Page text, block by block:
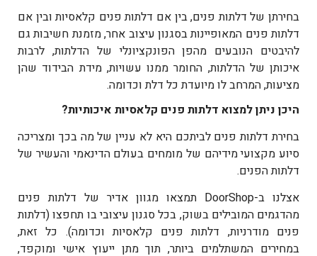
בחירתן של דלתות פנים, בין אם דלתות פנים קלאסיותובין אם
דלתות פנים המאופיינות בסגנון עיצוב אחר, מזמנת חשיבות גם
להיבטים הנובעים מהפן הפונקציונלי של הדלתות, לרבות
איכותן של הדלתות, החומר ממנו עשויות, מידת הבידוד שהן
מציעות, המרחב לו מיועדת כל דלת וכדומה.
היכן ניתן למצוא דלתות פנים קלאסיות איכותיות?
בחירת דלתות פנים לביתכם היא לא עניין של מה בכך ומצריכה
סיוע מקצועי מידיהם של מומחים בעולם הדינאמי והעשיר של
דלתות הפנים.
אצלנו ב-DoorShop תמצאו מגוון אדיר של דלתות פנים
מהדגמים המובילים בשוק, בכל סגנון עיצובי בו תחפצו (דלתות
פנים מודרניות, דלתות פנים קלאסיותוכדומה). כל זאת,
במחירים המשתלמים ביותר, תוך מתן ייעוץ אישי ומוקפד,